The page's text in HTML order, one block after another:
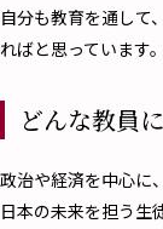
自分も教育を通して
ればと思っています。
どんな教員
政治や経済を中心に
日本の未来を担う生